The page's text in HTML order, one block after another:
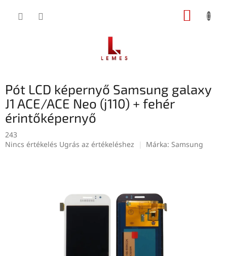
KOSÁR
Pót LCD képernyő Samsung galaxy
J1 ACE/ACE Neo (j110) + fehér
érintőképernyő
243
A
Nincs értékelés Ugrás az értékeléshez Márka: Samsung